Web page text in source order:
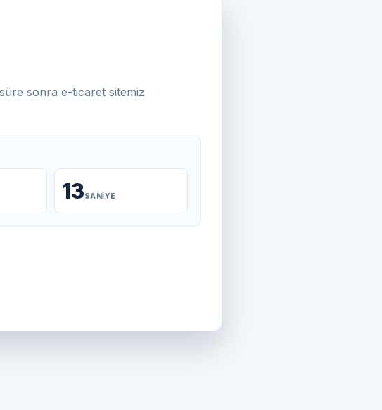
süre sonra e-ticaret sitemiz
13SANIYE